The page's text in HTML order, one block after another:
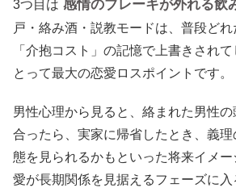
3つ目は 感情のブレーキが外れる飲
戸・絡み酒・説教モードは、普段ど
「介抱コスト」の記憶で上書きされ
とって最大の恋愛ロスポイントです。
男性心理から見ると、絡まれた男性
合ったら、実家に帰省したとき、義
態を見られるかもといった将来イメ
愛が長期関係を見据えるフェーズに